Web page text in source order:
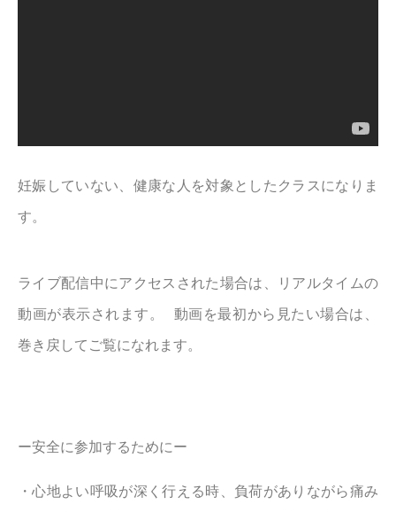
妊娠していない、健康な人を対象としたクラスになりま
す。
ライブ配信中にアクセスされた場合は、リアルタイムの
動画が表示されます。 動画を最初から見たい場合は、
巻き戻してご覧になれます。
ー安全に参加するためにー
・心地よい呼吸が深く行える時、負荷がありながら痛み